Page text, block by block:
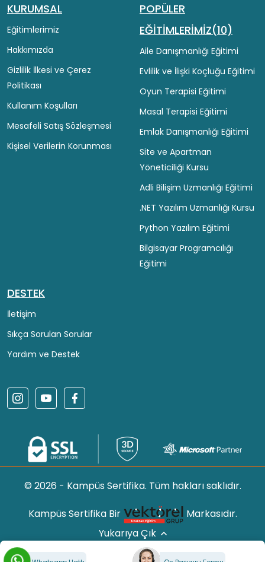
KURUMSAL
Eğitimlerimiz
Hakkımızda
Gizlilik İlkesi ve Çerez
Politikası
Kullanım Koşulları
Mesafeli Satış Sözleşmesi
Kişisel Verilerin Korunması
POPÜLER
EĞİTİMLERİMİZ(10)
Aile Danışmanlığı Eğitimi
Evlilik ve İlişki Koçluğu Eğitimi
Oyun Terapisi Eğitimi
Masal Terapisi Eğitimi
Emlak Danışmanlığı Eğitimi
Site ve Apartman
Yöneticiliği Kursu
Adli Bilişim Uzmanlığı Eğitimi
.NET Yazılım Uzmanlığı Kursu
Python Yazılım Eğitimi
Bilgisayar Programcılığı
Eğitimi
DESTEK
İletişim
Sıkça Sorulan Sorular
Yardım ve Destek
© 2026 - Kampüs Sertifika. Tüm hakları saklıdır.
Kampüs Sertifika Bir
Markasıdır.
Yukarıya Çık